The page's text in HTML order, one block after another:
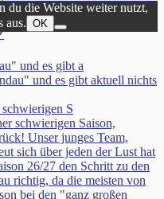
und es gibt a
S
du die Website weiter nutzt,
aus. OK